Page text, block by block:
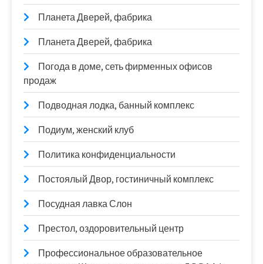
Планета Дверей, фабрика
Планета Дверей, фабрика
Погода в доме, сеть фирменных офисов
продаж
Подводная лодка, банный комплекс
Подиум, женский клуб
Политика конфиденциальности
Постоялый Двор, гостиничный комплекс
Посудная лавка Слон
Престол, оздоровительный центр
Профессиональное образовательное